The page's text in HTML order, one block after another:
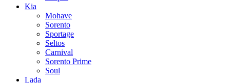
Kia
Mohave
Sorento
Sportage
Seltos
Carnival
Sorento Prime
Soul
Lada